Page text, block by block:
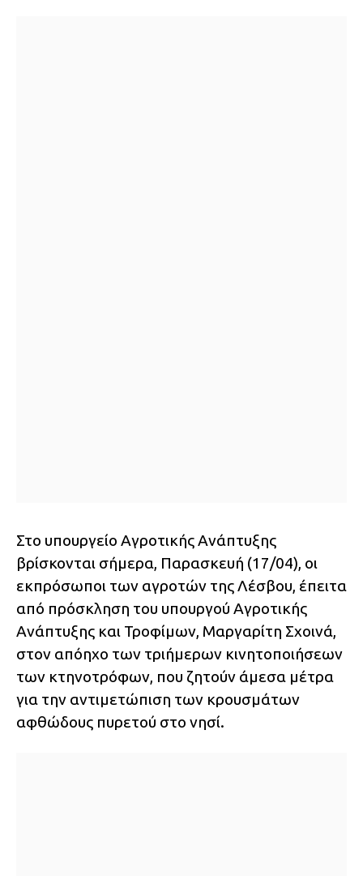
Στο υπουργείο Αγροτικής Ανάπτυξης
βρίσκονται σήμερα, Παρασκευή (17/04), οι
εκπρόσωποι των αγροτών της Λέσβου, έπειτα
από πρόσκληση του υπουργού Αγροτικής
Ανάπτυξης και Τροφίμων, Μαργαρίτη Σχοινά,
στον απόηχο των τριήμερων κινητοποιήσεων
των κτηνοτρόφων, που ζητούν άμεσα μέτρα
για την αντιμετώπιση των κρουσμάτων
αφθώδους πυρετού στο νησί.